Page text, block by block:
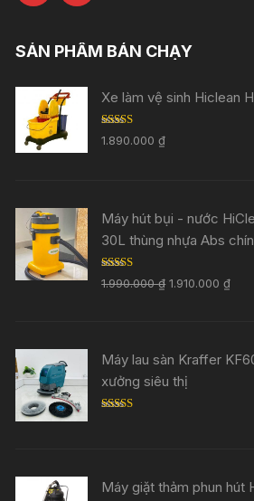
SẢN PHẨM BÁN CHẠY
Xe làm vệ sinh Hiclean
Rated 5.00
out of 5
1.890.000₫
Máy hút bụi - nước
30L thùng nhựa Abs
Rated 5.00
out of 5
1.990.000₫ 1.910.000₫
Máy lau sàn Kraffer
xưởng siêu thị
Máy giặt thảm phun hút